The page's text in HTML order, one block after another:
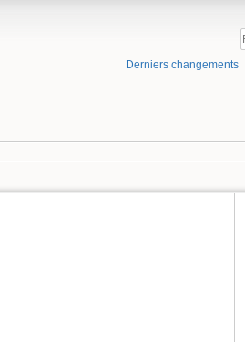
Derniers changements